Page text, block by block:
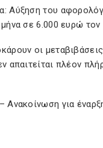
Αύξηση του
σε 6.000 ευρώ τον
οι
απαιτείται πλέον
Ανακοίνωση για